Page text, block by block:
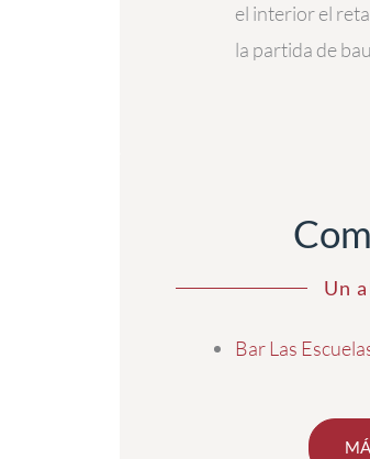
el interior el
la partida de
Un
Bar Las